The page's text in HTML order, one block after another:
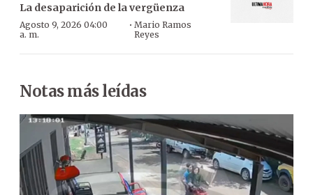
La desaparición de la vergüenza
Agosto 9, 2026 04:00
a. m.
· Mario Ramos
Reyes
Notas más leídas